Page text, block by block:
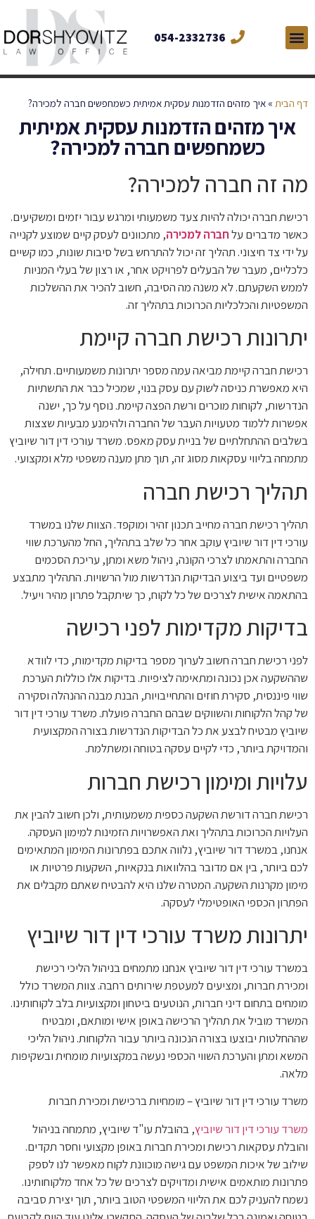
054-2332736
דף הבית » איך מזהים הזדמנות עסקית אמיתית כשמחפשים חברה למכירה?
איך מזהים הזדמנות עסקית אמיתית
כשמחפשים חברה למכירה?
מה זה חברה למכירה?
רכישת חברה יכולה להיות צעד משמעותי ומרגש עבור יזמים ומשקיעים.
כאשר מדברים עלחברה למכירה, מתכוונים לעסק קיים שמוצע לקנייה
על ידי צד חיצוני. תהליך זה יכול להתרחש בשל סיבות שונות, כמו קשיים
כלכליים, מעבר של הבעלים לפרויקט אחר, או רצון של בעלי המניות
לממש השקעתם. לא משנה מה הסיבה, חשוב להכיר את ההשלכות
המשפטיות והכלכליות הכרוכות בתהליך זה.
יתרונות רכישת חברה קיימת
רכישת חברה קיימת מביאה עמה מספר יתרונות משמעותיים. תחילה,
היא מאפשרת כניסה לשוק עם עסק בנוי, שמכיל כבר את התשתיות
הנדרשות, לקוחות מוכרים ורשת הפצה קיימת. נוסף על כך, ישנה
אפשרות ללמוד מטעויות העבר של החברה ולהימנע מבעיות שצצות
בשלבים ההתחלתיים של בניית עסק מאפס. משרד עורכי דין דור שיוביץ
מתמחה בליווי עסקאות מסוג זה, תוך מתן מענה משפטי מלא ומקצועי.
תהליך רכישת חברה
תהליך רכישת חברה מחייב תכנון זהיר ומוקפד. הצוות שלנו במשרד
עורכי דין דור שיוביץ עוקב אחר כל שלב בתהליך, החל מהערכת שווי
החברה והתאמתו לצרכי הקונה, ניהול משא ומתן, עריכת הסכמים
משפטיים ועד ביצוע הבדיקות הנדרשות מול הרשויות. התהליך מתבצע
בהתאמה אישית לצרכים של כל לקוח, כך שיתקבל פתרון מהיר ויעיל.
בדיקות מקדימות לפני רכישה
לפני רכישת חברה חשוב לערוך מספר בדיקות מקדימות, כדי לוודא
שההשקעה אכן נכונה ומתאימה לציפיות. בדיקות אלו כוללות הערכת
שווי פיננסית, סקירת חוזים והתחייבויות, הבנת מבנה ההנהלה וסקירה
של קהל הלקוחות והשווקים שבהם החברה פועלת. משרד עורכי דין דור
שיוביץ מבטיח לבצע את כל הבדיקות הנדרשות בצורה המקצועית
והמדויקת ביותר, כדי לקיים עסקה בטוחה ומשתלמת.
עלויות ומימון רכישת חברות
רכישת חברה דורשת השקעה כספית משמעותית, ולכן חשוב להבין את
העלויות הכרוכות בתהליך ואת האפשרויות הזמינות למימון העסקה.
אנחנו, במשרד דור שיוביץ, נלווה אתכם בפתרונות המימון המתאימים
לכם ביותר, בין אם מדובר בהלוואות בנקאיות, השקעות פרטיות או
מימון מקרנות השקעה. המטרה שלנו היא להבטיח שאתם מקבלים את
הפתרון הכספי האופטימלי לעסקה.
יתרונות משרד עורכי דין דור שיוביץ
במשרד עורכי דין דור שיוביץ אנחנו מתמחים בניהול הליכי רכישת
ומכירת חברות, ומציעים למעטפת שירותים רחבה. צוות המשרד כולל
מומחים בתחום דיני חברות, הנוטעים ביטחון ומקצועיות בלב לקוחותינו.
המשרד מוביל את תהליך הרכישה באופן אישי ומותאם, ומבטיח
שההחלטות יבוצעו בצורה הנכונה ביותר עבור הלקוחות. ניהול הליכי
המשא ומתן והערכת השווי הכספי נעשה במקצועיות מומחית ובשקיפות
מלאה.
משרד עורכי דין דור שיוביץ – מומחיות ברכישת ומכירת חברות
משרד עורכי דין דור שיוביץ, בהובלת עו"ד שיוביץ, מתמחה בניהול
והובלת עסקאות רכישת ומכירת חברות באופן מקצועי וחסר תקדים.
שילוב של איכות המשפט עם גישה מוכוונת לקוח מאפשר לנו לספק
פתרונות מותאמים אישית ומדויקים לצרכים של כל אחד מלקוחותינו.
נשמח להעניק לכם את הליווי המשפטי הטוב ביותר, תוך יצירת סביבה